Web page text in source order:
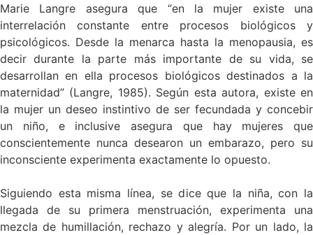
Marie Langre asegura que “en la mujer existe una
interrelación constante entre procesos biológicos y
psicológicos. Desde la menarca hasta la menopausia, es
decir durante la parte más importante de su vida, se
desarrollan en ella procesos biológicos destinados a la
maternidad” (Langre, 1985). Según esta autora, existe en
la mujer un deseo instintivo de ser fecundada y concebir
un niño, e inclusive asegura que hay mujeres que
conscientemente nunca desearon un embarazo, pero su
inconsciente experimenta exactamente lo opuesto.
Siguiendo esta misma línea, se dice que la niña, con la
llegada de su primera menstruación, experimenta una
mezcla de humillación, rechazo y alegría. Por un lado, la